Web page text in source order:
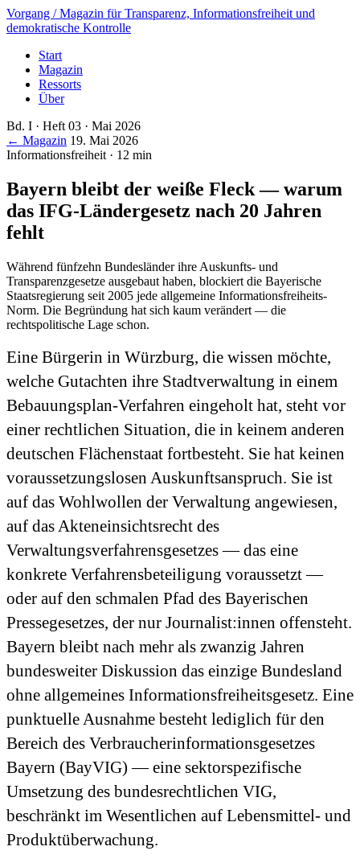
Vorgang / Magazin für Transparenz, Informationsfreiheit und
demokratische Kontrolle
Start
Magazin
Ressorts
Über
Bd. I · Heft 03 · Mai 2026
← Magazin 19. Mai 2026
Informationsfreiheit · 12 min
Bayern bleibt der weiße Fleck — warum
das IFG-Ländergesetz nach 20 Jahren
fehlt
Während fünfzehn Bundesländer ihre Auskunfts- und
Transparenzgesetze ausgebaut haben, blockiert die Bayerische
Staatsregierung seit 2005 jede allgemeine Informationsfreiheits-
Norm. Die Begründung hat sich kaum verändert — die
rechtspolitische Lage schon.
Eine Bürgerin in Würzburg, die wissen möchte,
welche Gutachten ihre Stadtverwaltung in einem
Bebauungsplan-Verfahren eingeholt hat, steht vor
einer rechtlichen Situation, die in keinem anderen
deutschen Flächenstaat fortbesteht. Sie hat keinen
voraussetzungslosen Auskunftsanspruch. Sie ist
auf das Wohlwollen der Verwaltung angewiesen,
auf das Akteneinsichtsrecht des
Verwaltungsverfahrensgesetzes — das eine
konkrete Verfahrens­beteiligung voraussetzt —
oder auf den schmalen Pfad des Bayerischen
Pressegesetzes, der nur Journalist:innen offensteht.
Bayern bleibt nach mehr als zwanzig Jahren
bundesweiter Diskussion das einzige Bundesland
ohne allgemeines Informationsfreiheitsgesetz. Eine
punktuelle Ausnahme besteht lediglich für den
Bereich des Verbraucher­informationsgesetzes
Bayern (BayVIG) — eine sektor­spezifische
Umsetzung des bundesrechtlichen VIG,
beschränkt im Wesentlichen auf Lebensmittel- und
Produkt­überwachung.